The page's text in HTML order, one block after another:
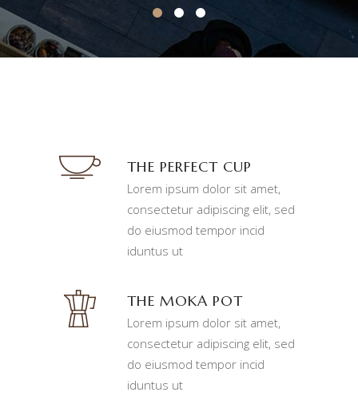
THE PERFECT CUP
Lorem ipsum dolor sit amet,
consectetur adipiscing elit, sed
do eiusmod tempor incid
iduntus ut
THE MOKA POT
Lorem ipsum dolor sit amet,
consectetur adipiscing elit, sed
do eiusmod tempor incid
iduntus ut